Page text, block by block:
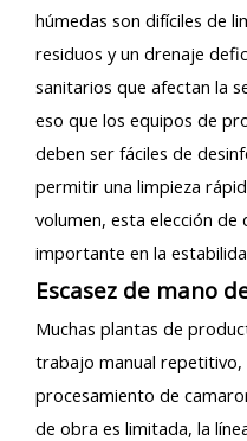
húmedas son difíciles de
residuos y un drenaje
sanitarios que afectan la
eso que los equipos de
deben ser fáciles de
permitir una limpieza
volumen, esta elección
importante en la
Escasez de mano
Muchas plantas de
trabajo manual repetitivo,
procesamiento de
de obra es limitada, la